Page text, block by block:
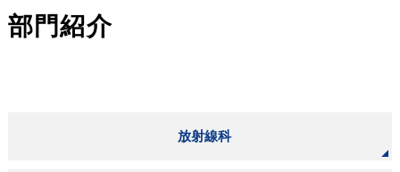
部門紹介
放射線科